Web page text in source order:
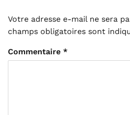
Votre adresse e-mail ne sera
champs obligatoires sont
Commentaire *